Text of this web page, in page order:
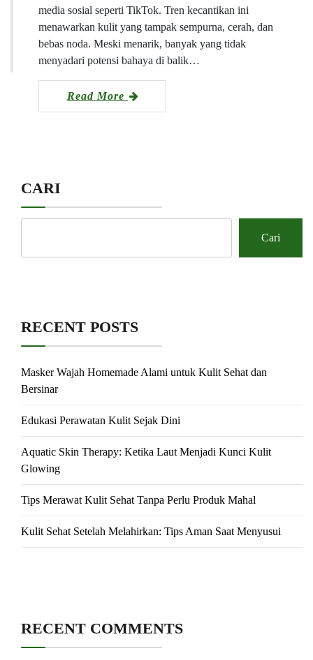
media sosial seperti TikTok. Tren kecantikan ini
menawarkan kulit yang tampak sempurna, cerah, dan
bebas noda. Meski menarik, banyak yang tidak
menyadari potensi bahaya di balik…
Read More
CARI
Cari
RECENT POSTS
Masker Wajah Homemade Alami untuk Kulit Sehat dan
Bersinar
Edukasi Perawatan Kulit Sejak Dini
Aquatic Skin Therapy: Ketika Laut Menjadi Kunci Kulit
Glowing
Tips Merawat Kulit Sehat Tanpa Perlu Produk Mahal
Kulit Sehat Setelah Melahirkan: Tips Aman Saat Menyusui
RECENT COMMENTS